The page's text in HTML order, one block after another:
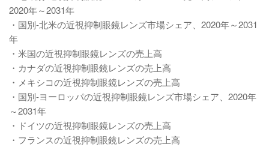
2020年～2031年
・国別-北米の近視抑制眼鏡レンズ市場シェア、2020年～2031
年
・米国の近視抑制眼鏡レンズの売上高
・カナダの近視抑制眼鏡レンズの売上高
・メキシコの近視抑制眼鏡レンズの売上高
・国別-ヨーロッパの近視抑制眼鏡レンズ市場シェア、2020年
～2031年
・ドイツの近視抑制眼鏡レンズの売上高
・フランスの近視抑制眼鏡レンズの売上高